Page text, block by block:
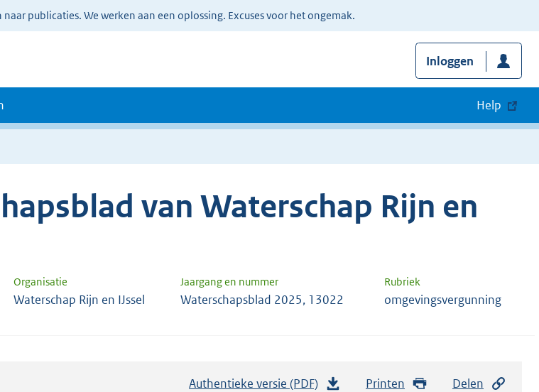
publicaties. We werken aan een oplossing. Excuses voor het ongemak.
Inloggen
Help
van Waterschap Rijn en
Organisatie Jaargang en nummer Rubriek
Waterschap Rijn en IJssel Waterschapsblad 2025, 13022 omgevingsvergunning
Authentieke versie (PDF) Printen Delen